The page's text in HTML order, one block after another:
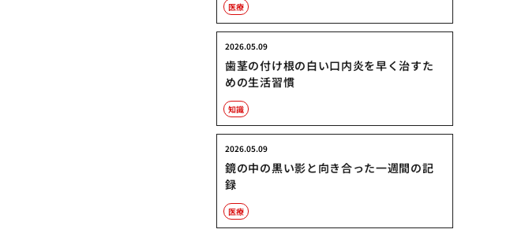
医療
歯茎の付け根の白い口内炎を早く治すた
めの生活習慣
2026.05.09
知識
鏡の中の黒い影と向き合った一週間の記
録
2026.05.09
医療